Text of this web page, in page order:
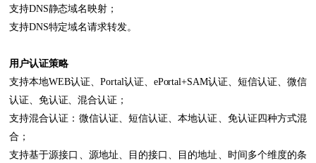
支持DNS静态域名映射；
支持DNS特定域名请求转发。
用户认证策略
支持本地WEB认证、Portal认证、ePortal+SAM认证、短信认证、微信
认证、免认证、混合认证；
支持混合认证：微信认证、短信认证、本地认证、免认证四种方式混
合；
支持基于源接口、源地址、目的接口、目的地址、时间多个维度的条